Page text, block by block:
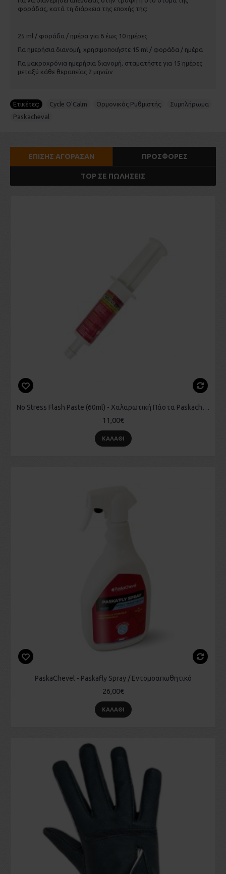
φοράδας, κατά τη διάρκεια της εποχής της:
25 ml / φοράδα / ημέρα για 6 έως 10 ημέρες
Για ημερήσια διανομή, χρησιμοποιήστε 15 ml / φοράδα / ημέρα
Για μακροχρόνια ημερήσια διανομή, σταματήστε για 15 ημέρες
μεταξύ κάθε θεραπείας 2 μηνών
Ετικέτες: Cycle O'Calm Ορμονικός Ρυθμιστής Συμπλήρωμα
Paskacheval
ΕΠΊΣΗΣ ΑΓΌΡΑΣΑΝ ΠΡΟΣΦΟΡΈΣ
TOP ΣΕ ΠΩΛΉΣΕΙΣ
No Stress Flash Paste (60ml) - Χαλαρωτική Πάστα Paskacheval
11,00€
ΚΑΛΆΘΙ
PaskaChevel - Paskafly Spray / Εντομοαπωθητικό
26,00€
ΚΑΛΆΘΙ